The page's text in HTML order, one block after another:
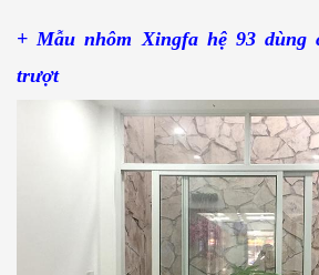
+ Mẫu nhôm Xingfa hệ 93 dùng
trượt